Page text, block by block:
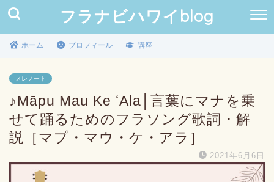
フラナビハワイblog
ホーム プロフィール 講座
メレノート
♪Māpu Mau Ke ʻAla│言葉にマナを乗
せて踊るためのフラソング歌詞・解
説［マプ・マウ・ケ・アラ］
2021年6月6日